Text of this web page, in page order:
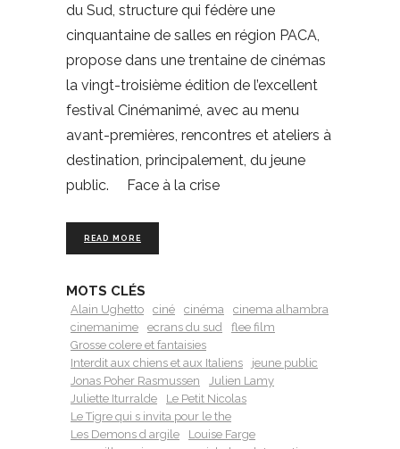
du Sud, structure qui fédère une
cinquantaine de salles en région PACA,
propose dans une trentaine de cinémas
la vingt-troisième édition de l’excellent
festival Cinémanimé, avec au menu
avant-premières, rencontres et ateliers à
destination, principalement, du jeune
public. Face à la crise
READ MORE
MOTS CLÉS
Alain Ughetto ciné cinéma
cinema alhambra
cinemanime
ecrans du sud
flee film
Grosse colere et fantaisies
Interdit aux chiens et aux Italiens
jeune public
Jonas Poher Rasmussen
Julien Lamy
Juliette Iturralde
Le Petit Nicolas
Le Tigre qui s invita pour le the
Les Demons d argile
Louise Farge